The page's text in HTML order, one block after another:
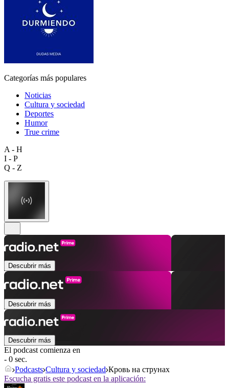
Categorías más populares
Noticias
Cultura y sociedad
Deportes
Humor
True crime
A - H
I - P
Q - Z
Descubrir más
Descubrir más
Descubrir más
El podcast comienza en
- 0 sec.
Podcasts Cultura y sociedad Кровь на струнах
Escucha gratis este podcast en la aplicación: